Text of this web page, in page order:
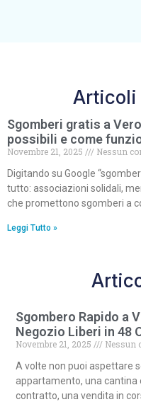
Articoli
Sgomberi gratis a
possibili e come
Novembre 21, 2025
Nessun
Digitando su Google
tutto: associazioni solidali,
che promettono sgomberi a
Leggi Tutto »
Sgombero Rapido a
Negozio Liberi in 48
Novembre 21, 2025
Nessun
A volte non puoi aspettare
appartamento, una cantina
contratto, una vendita in